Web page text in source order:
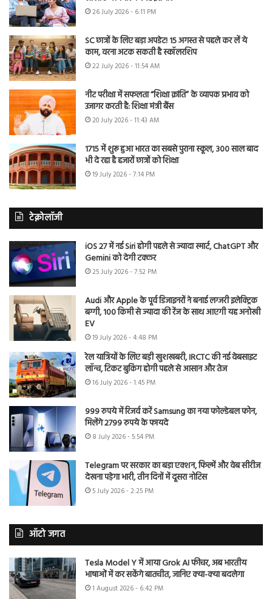
26 July 2026 - 6:11 PM
SC छात्रों के लिए बड़ा अपडेट! 15 अगस्त से पहले कर लें ये
काम, वरना अटक सकती है स्कॉलरशिप
22 July 2026 - 11:54 AM
नीट परीक्षा में सफलता “शिक्षा क्रांति” के व्यापक प्रभाव को
उजागर करती है: शिक्षा मंत्री बैंस
20 July 2026 - 11:43 AM
1715 में शुरू हुआ भारत का सबसे पुराना स्कूल, 300 साल बाद
भी दे रहा है हजारों छात्रों को शिक्षा
19 July 2026 - 7:14 PM
टेक्नोलॉजी
iOS 27 में नई Siri होगी पहले से ज्यादा स्मार्ट, ChatGPT और
Gemini को देगी टक्कर
25 July 2026 - 7:52 PM
Audi और Apple के पूर्व डिजाइनरों ने बनाई लग्जरी इलेक्ट्रिक
बग्गी, 100 किमी से ज्यादा की रेंज के साथ आएगी यह अनोखी
EV
19 July 2026 - 4:48 PM
रेल यात्रियों के लिए बड़ी खुशखबरी, IRCTC की नई वेबसाइट
लॉन्च, टिकट बुकिंग होगी पहले से आसान और तेज
16 July 2026 - 1:45 PM
999 रुपये में रिजर्व करें Samsung का नया फोल्डेबल फोन,
मिलेंगे 2799 रुपये के फायदे
8 July 2026 - 5:54 PM
Telegram पर सरकार का बड़ा एक्शन, फिल्में और वेब सीरीज
देखना पड़ेगा भारी, तीन दिनों में दूसरा नोटिस
5 July 2026 - 2:25 PM
ऑटो जगत
Tesla Model Y में आया Grok AI फीचर, अब भारतीय
भाषाओं में कर सकेंगे बातचीत, जानिए क्या-क्या बदलेगा
1 August 2026 - 6:42 PM